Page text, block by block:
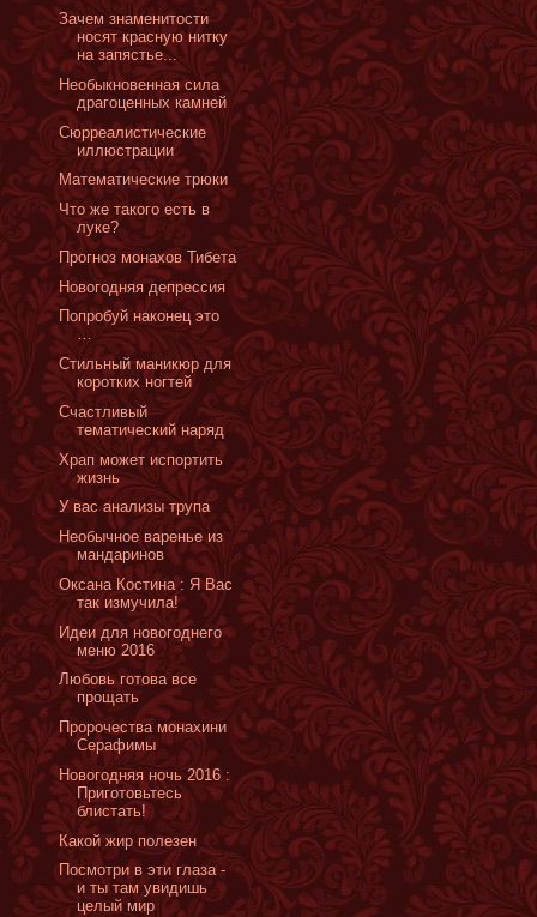
Зачем знаменитости
носят красную нитку
на запястье...
Необыкновенная сила
драгоценных камней
Сюрреалистические
иллюстрации
Математические трюки
Что же такого есть в
луке?
Прогноз монахов Тибета
Новогодняя депрессия
Попробуй наконец это
…
Стильный маникюр для
коротких ногтей
Счастливый
тематический наряд
Храп может испортить
жизнь
У вас анализы трупа
Необычное варенье из
мандаринов
Оксана Костина : Я Вас
так измучила!
Идеи для новогоднего
меню 2016
Любовь готова все
прощать
Пророчества монахини
Серафимы
Новогодняя ночь 2016 :
Приготовьтесь
блистать!
Какой жир полезен
Посмотри в эти глаза -
и ты там увидишь
целый мир